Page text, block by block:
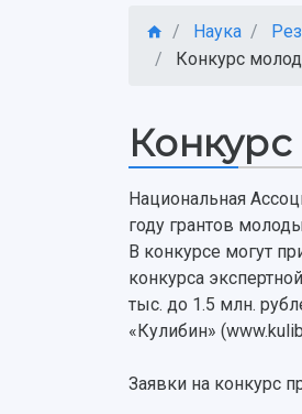
Наука
Конкурс
Национальная
году грантов
В конкурсе могут
конкурса
тыс. до 1.5 млн.
«Кулибин»
Заявки на конкурс